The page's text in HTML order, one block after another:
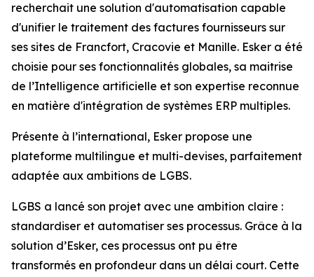
recherchait une solution d'automatisation capable
d'unifier le traitement des factures fournisseurs sur
ses sites de Francfort, Cracovie et Manille. Esker a été
choisie pour ses fonctionnalités globales, sa maitrise
de l’Intelligence artificielle et son expertise reconnue
en matière d'intégration de systèmes ERP multiples.
Présente à l’international, Esker propose une
plateforme multilingue et multi-devises, parfaitement
adaptée aux ambitions de LGBS.
LGBS a lancé son projet avec une ambition claire :
standardiser et automatiser ses processus. Grâce à la
solution d’Esker, ces processus ont pu être
transformés en profondeur dans un délai court. Cette